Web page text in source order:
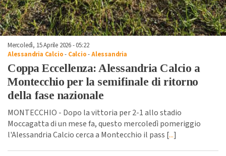
Mercoledì, 15 Aprile 2026 - 05:22
Alessandria Calcio- Calcio-Alessandria
Coppa Eccellenza: Alessandria Calcio a
Montecchio per la semifinale di ritorno
della fase nazionale
MONTECCHIO - Dopo la vittoria per 2-1 allo stadio
Moccagatta di un mese fa, questo mercoledì pomeriggio
l'Alessandria Calcio cerca a Montecchio il pass [...]